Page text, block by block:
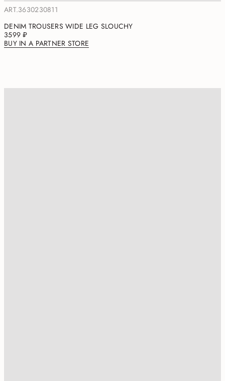
ART.3630230811
DENIM TROUSERS WIDE LEG SLOUCHY
3599 ₽
BUY IN A PARTNER STORE